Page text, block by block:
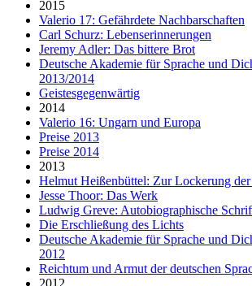
2015
Valerio 17: Gefährdete Nachbarschaften
Carl Schurz: Lebenserinnerungen
Jeremy Adler: Das bittere Brot
Deutsche Akademie für Sprache und
2013/2014
Geistesgegenwärtig
2014
Valerio 16: Ungarn und Europa
Preise 2013
Preise 2014
2013
Helmut Heißenbüttel: Zur Lockerung der
Jesse Thoor: Das Werk
Ludwig Greve: Autobiographische
Die Erschließung des Lichts
Deutsche Akademie für Sprache und
2012
Reichtum und Armut der deutschen
2012